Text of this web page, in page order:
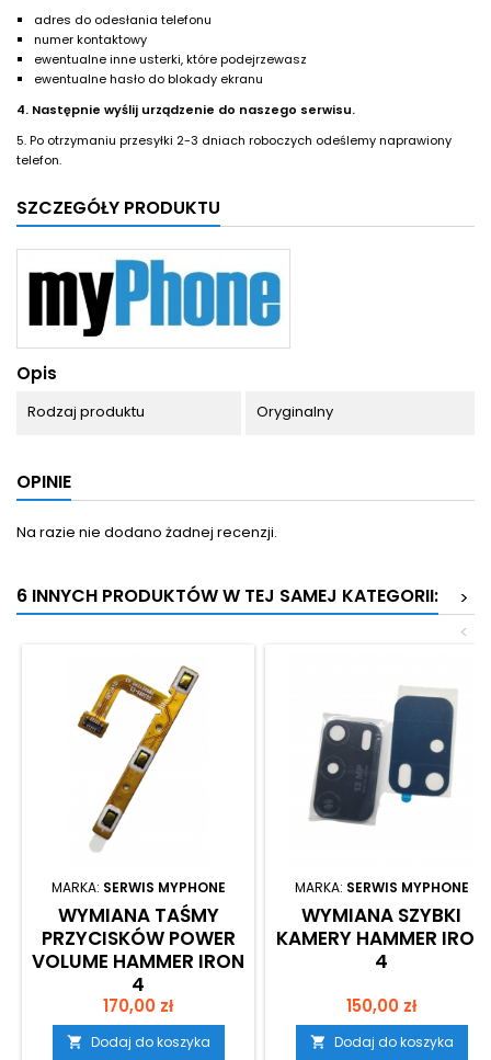
adres do odesłania telefonu
numer kontaktowy
ewentualne inne usterki, które podejrzewasz
ewentualne hasło do blokady ekranu
4. Następnie wyślij urządzenie do naszego serwisu.
5. Po otrzymaniu przesyłki 2-3 dniach roboczych odeślemy naprawiony
telefon.
SZCZEGÓŁY PRODUKTU
Opis
Rodzaj produktu Oryginalny
OPINIE
Na razie nie dodano żadnej recenzji.
6 INNYCH PRODUKTÓW W TEJ SAMEJ KATEGORII:
>
<
MARKA: SERWIS MYPHONE
WYMIANA TAŚMY
PRZYCISKÓW POWER
VOLUME HAMMER IRON
4
Cena
170,00 zł
 Dodaj do koszyka
MARKA: SERWIS MYPHONE
WYMIANA SZYBKI
KAMERY HAMMER IRON
4
Cena
150,00 zł
 Dodaj do koszyka